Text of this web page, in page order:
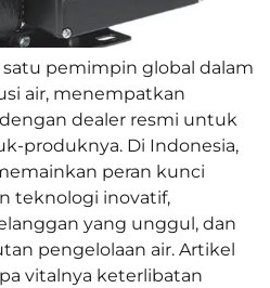
satu pemimpin global dalam
air, menempatkan
dealer resmi untuk
produknya. Di Indonesia,
peran kunci
teknologi inovatif,
yang unggul, dan
pengelolaan air. Artikel
vitalnya keterlibatan